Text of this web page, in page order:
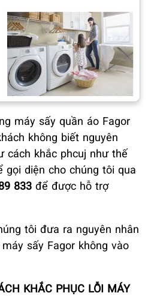
máy sấy quần áo Fagor
không biết nguyên
cách khắc phcuj như thế
gọi diện cho chúng tôi qua
833 để được hỗ trợ
tôi đưa ra nguyên nhân
sấy Fagor không vào
KHẮC PHỤC LỖI MÁY